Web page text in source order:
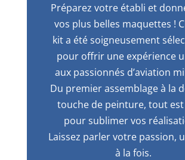
Préparez votre établi et
vos plus belles maquettes !
kit a été soigneusement
pour offrir une expérience
aux passionnés d’aviation
Du premier assemblage à la
touche de peinture, tout
pour sublimer vos
Laissez parler votre passion,
à la fois.